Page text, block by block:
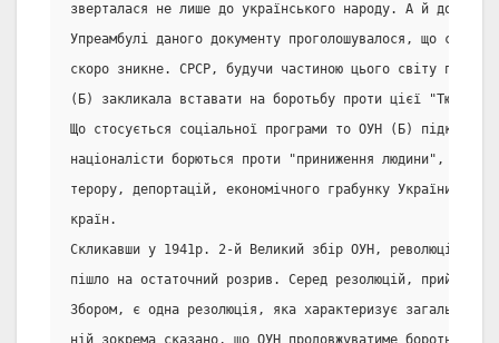
зверталася не лише до українського народу. А й до
Упреамбулі даного документу проголошувалося, що світ,
скоро зникне. СРСР, будучи частиною цього світу
(Б) закликала вставати на боротьбу проти цієї "Тюрми
Що стосується соціальної програми то ОУН (Б)
націоналісти борються проти "приниження людини",
терору, депортацій, економічного грабунку України та
країн.
Скликавши у 1941р. 2-й Великий збір ОУН, революційне
пішло на остаточний розрив. Серед резолюцій, прийнятих
Збором, є одна резолюція, яка характеризує загальну
ній зокрема сказано, що ОУН продовжуватиме боротьбу за